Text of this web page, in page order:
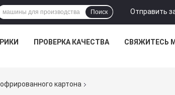
Отправить
Поиск
ПРОВЕРКА КАЧЕСТВА СВЯЖИТЕСЬ
картона